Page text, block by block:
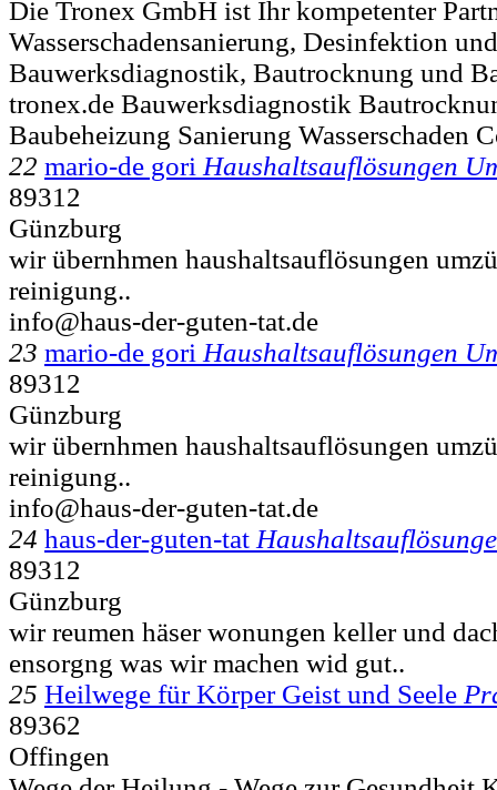
Die Tronex GmbH ist Ihr kompetenter
Wasserschadensanierung, Desinfektion
Bauwerksdiagnostik, Bautrocknung und
tronex.de Bauwerksdiagnostik
Baubeheizung Sanierung Wasserschaden
22 mario-de gori Haushaltsauflösungen
89312
Günzburg
wir übernhmen haushaltsauflösungen
reinigung..
info@haus-der-guten-tat.de
23 mario-de gori Haushaltsauflösungen
89312
Günzburg
wir übernhmen haushaltsauflösungen
reinigung..
info@haus-der-guten-tat.de
24 haus-der-guten-tat
89312
Günzburg
wir reumen häser wonungen keller und
ensorgng was wir machen wid gut..
25 Heilwege für Körper Geist und Seele
89362
Offingen